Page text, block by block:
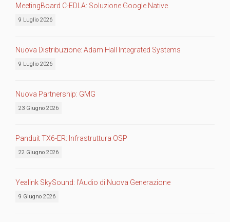
MeetingBoard C-EDLA: Soluzione Google Native
9 Luglio 2026
Nuova Distribuzione: Adam Hall Integrated Systems
9 Luglio 2026
Nuova Partnership: GMG
23 Giugno 2026
Panduit TX6-ER: Infrastruttura OSP
22 Giugno 2026
Yealink SkySound: l’Audio di Nuova Generazione
9 Giugno 2026